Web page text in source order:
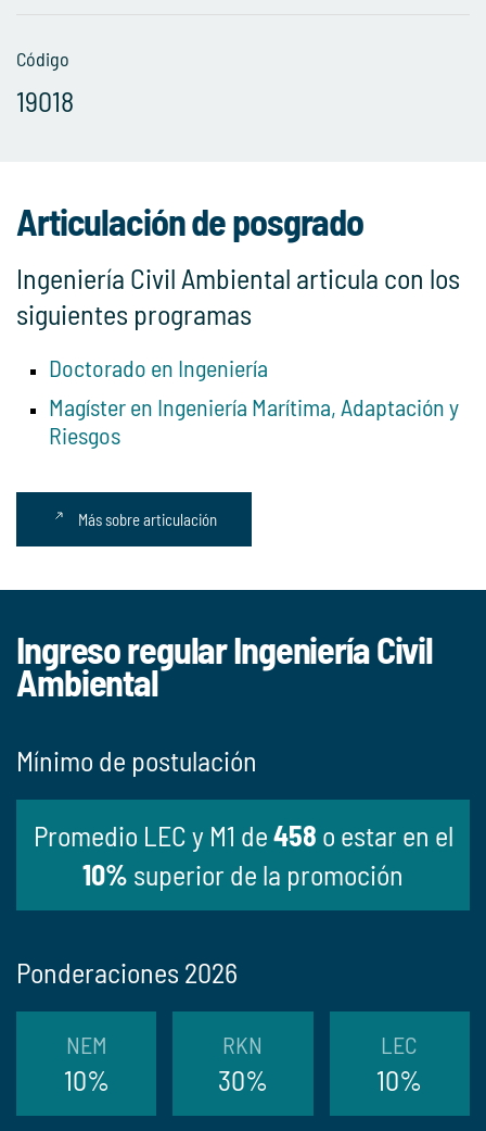
Código
19018
Articulación de posgrado
Ingeniería Civil Ambiental articula con los
siguientes programas
Doctorado en Ingeniería
Magíster en Ingeniería Marítima, Adaptación y
Riesgos
Más sobre articulación
Ingreso regular Ingeniería Civil
Ambiental
Mínimo de postulación
Promedio LEC y M1 de458 o estar en el
10% superior de la promoción
Ponderaciones 2026
NEM
10%
RKN
30%
LEC
10%